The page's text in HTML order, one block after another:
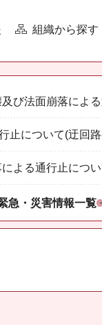
組織から探す
び法面崩落によ
止について(迂回
よる通行止につい
急・災害情報一覧